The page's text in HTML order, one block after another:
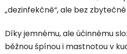
„dezinfekčně“, ale bez
Díky jemnému, ale účinnému
běžnou špínou i mastnotou v